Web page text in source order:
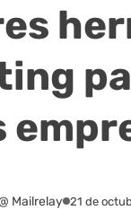
Mailrelay 21 de